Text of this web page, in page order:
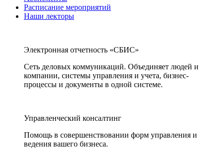
Расписание мероприятий
Наши лекторы
Электронная отчетность «СБИС»
Сеть деловых коммуникаций. Объединяет людей и
компании, системы управления и учета, бизнес-
процессы и документы в одной системе.
Управленческий консалтинг
Помощь в совершенствовании форм управления и
ведения вашего бизнеса.